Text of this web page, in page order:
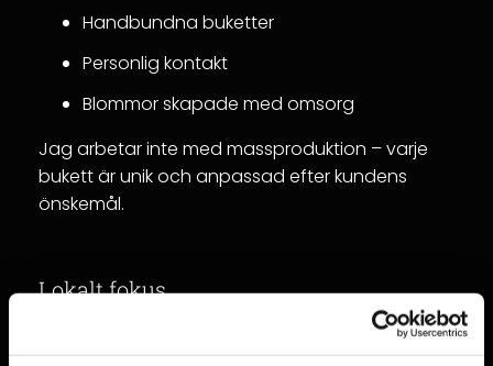
Handbundna buketter
Personlig kontakt
Blommor skapade med omsorg
Jag arbetar inte med massproduktion – varje
bukett är unik och anpassad efter kundens
önskemål.
Lokalt fokus
Min butik ligger i Åstorp, och jag levererar
dagligen blommor till: